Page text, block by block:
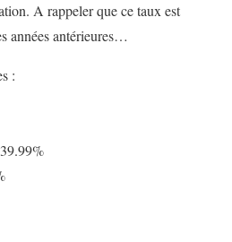
A rappeler que ce taux est
années antérieures…
: